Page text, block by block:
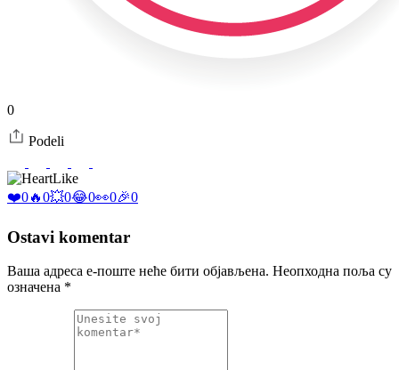
0
Podeli
Like
❤️0🔥0💥0😂0👀0🎉0
Ostavi komentar
Ваша адреса е-поште неће бити објављена. Неопходна поља су
означена *